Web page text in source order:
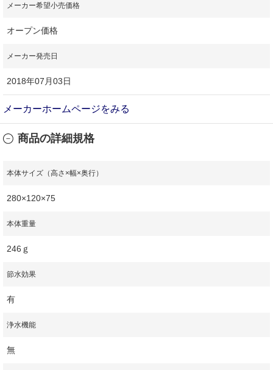
メーカー希望小売価格
オープン価格
メーカー発売日
2018年07月03日
メーカーホームページをみる
商品の詳細規格
本体サイズ（高さ×幅×奥行）
280×120×75
本体重量
246ｇ
節水効果
有
浄水機能
無